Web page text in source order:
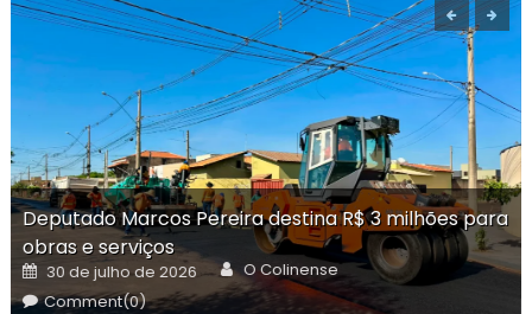
Deputado Marcos Pereira destina R$ 3 milhões para
obras e serviços
Posted
on
30 de julho de 2026 Author
O Colinense
Comment(0)